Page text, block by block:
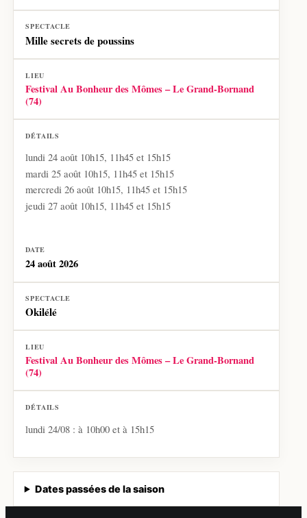
Mille secrets de poussins
Festival Au Bonheur des Mômes – Le Grand-Bornand
(74)
lundi 24 août 10h15, 11h45 et 15h15
mardi 25 août 10h15, 11h45 et 15h15
mercredi 26 août 10h15, 11h45 et 15h15
jeudi 27 août 10h15, 11h45 et 15h15
24 août 2026
Okilélé
Festival Au Bonheur des Mômes – Le Grand-Bornand
(74)
lundi 24/08 : à 10h00 et à 15h15
Dates passées de la saison